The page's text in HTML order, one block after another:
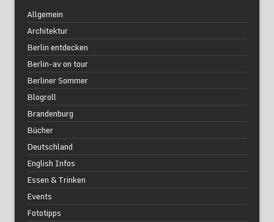
Allgemein
Architektur
Berlin entdecken
Berlin-av on tour
Berliner Sommer
Blogroll
Brandenburg
Bücher
Deutschland
English Infos
Essen & Trinken
Events
Fototipps